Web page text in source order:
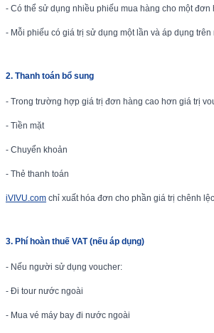
- Có thể sử dụng nhiều phiếu mua hàng cho một đơn
- Mỗi phiếu có giá trị sử dụng một lần và áp dụng
2. Thanh toán bổ sung
- Trong trường hợp giá trị đơn hàng cao hơn giá trị
- Tiền mặt
- Chuyển khoản
- Thẻ thanh toán
iVIVU.com chỉ xuất hóa đơn cho phần giá trị chênh
3. Phí hoàn thuế VAT (nếu áp dụng)
- Nếu người sử dụng voucher:
- Đi tour nước ngoài
- Mua vé máy bay đi nước ngoài